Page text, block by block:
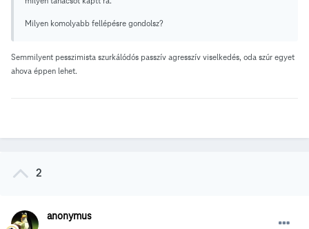
Milyen komolyabb fellépésre gondolsz?
Semmilyent pesszimista szurkálódós passzív agresszív viselkedés, oda szúr egyet
ahova éppen lehet.
2
anonymus